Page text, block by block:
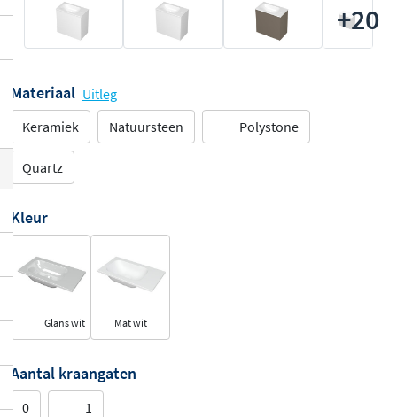
+20
Materiaal Uitleg
Keramiek
Natuursteen Polystone
Quartz
Kleur
Glans wit Mat wit
Aantal kraangaten
0 1